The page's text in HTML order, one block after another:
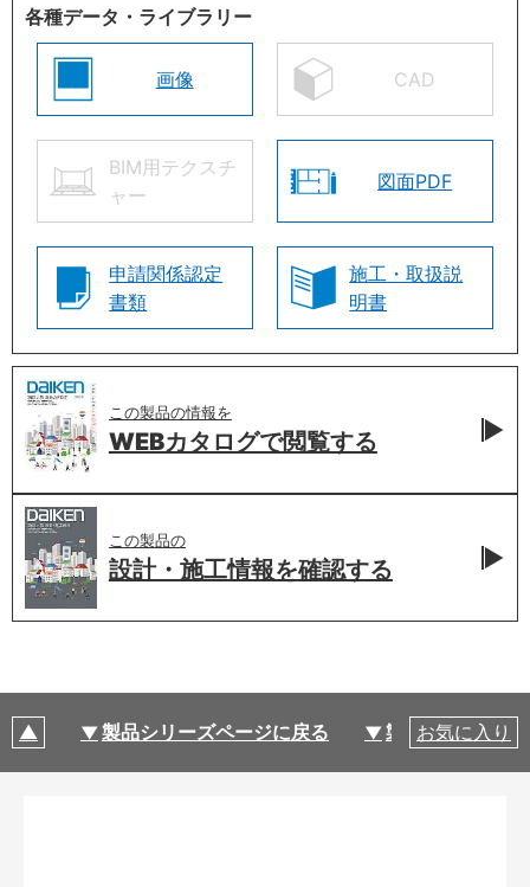
各種データ・ライブラリー
画像 CAD
BIM用テクスチ
ャー
図面PDF
申請関係認定
書類
施工・取扱説
明書
この製品の情報を
WEBカタログで閲覧する
この製品の
設計・施工情報を確認する
製品シリーズページに戻る 製品仕様
お気に入り